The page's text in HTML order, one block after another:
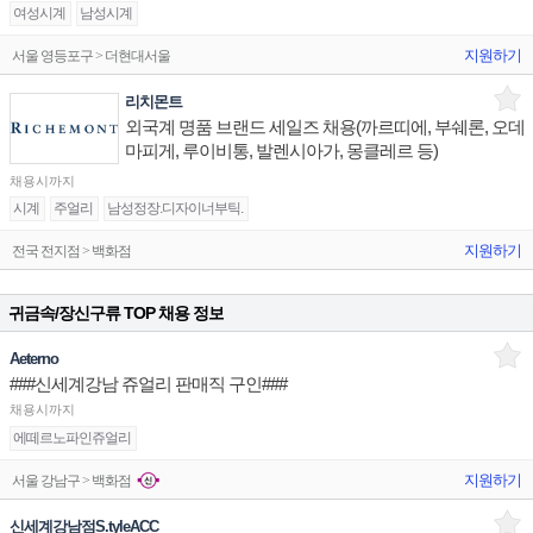
여성시계 남성시계
서울 영등포구 > 더현대서울 지원하기
리치몬트
외국계 명품 브랜드 세일즈 채용(까르띠에, 부쉐론, 오데
마피게, 루이비통, 발렌시아가, 몽클레르 등)
채용시까지
시계 주얼리 남성정장.디자이너부틱.
전국 전지점 > 백화점 지원하기
귀금속/장신구류 TOP 채용 정보
Aeterno
###신세계강남 쥬얼리 판매직 구인###
채용시까지
에떼르노파인쥬얼리
서울 강남구 > 백화점 지원하기
신세계강남점S.tyleACC